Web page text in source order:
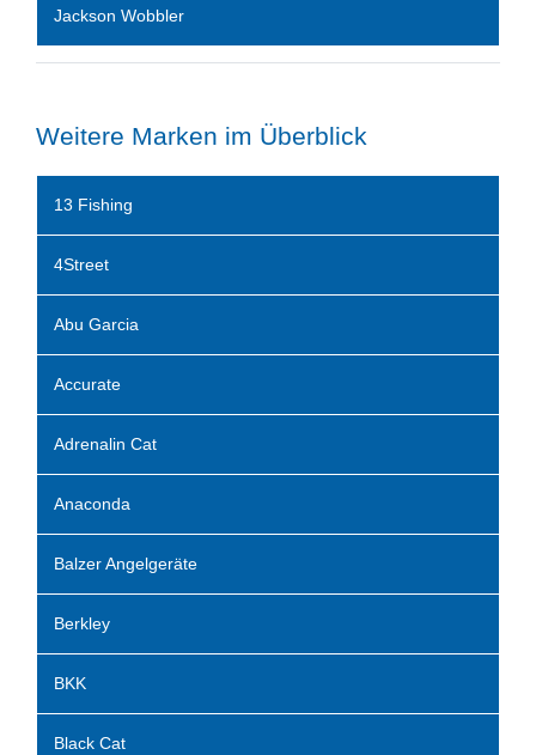
Jackson Wobbler
Weitere Marken im Überblick
13 Fishing
4Street
Abu Garcia
Accurate
Adrenalin Cat
Anaconda
Balzer Angelgeräte
Berkley
BKK
Black Cat